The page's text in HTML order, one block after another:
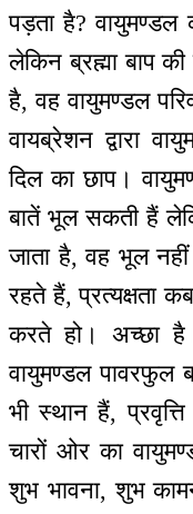
पड़ता है? वायुमण्डल
लेकिन ब्रह्मा बाप की
है, वह वायुमण्डल
वायब्रेशन द्वारा
दिल का छाप।
बातें भूल सकती हैं
जाता है, वह भूल
रहते हैं, प्रत्यक्षता
करते हो। अच्छा
वायुमण्डल पावरफुल
भी स्थान हैं,
चारों ओर का
शुभ भावना, शुभ